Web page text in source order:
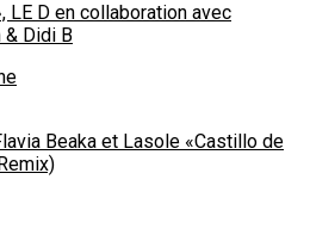
LE D en collaboration avec
& Didi B
Beaka et Lasole «Castillo de